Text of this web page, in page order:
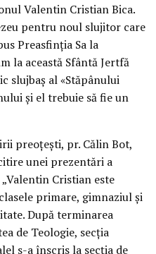
Valentin Cristian Bica.
pentru noul slujitor care
Preasfinția Sa la
la această Sfântă Jertfă
slujbaș al «Stăpânului
și el trebuie să fie un
preoțești, pr. Călin Bot,
unei prezentări a
Cristian este
primare, gimnaziul și
După terminarea
de Teologie, secția
s-a înscris la secția de